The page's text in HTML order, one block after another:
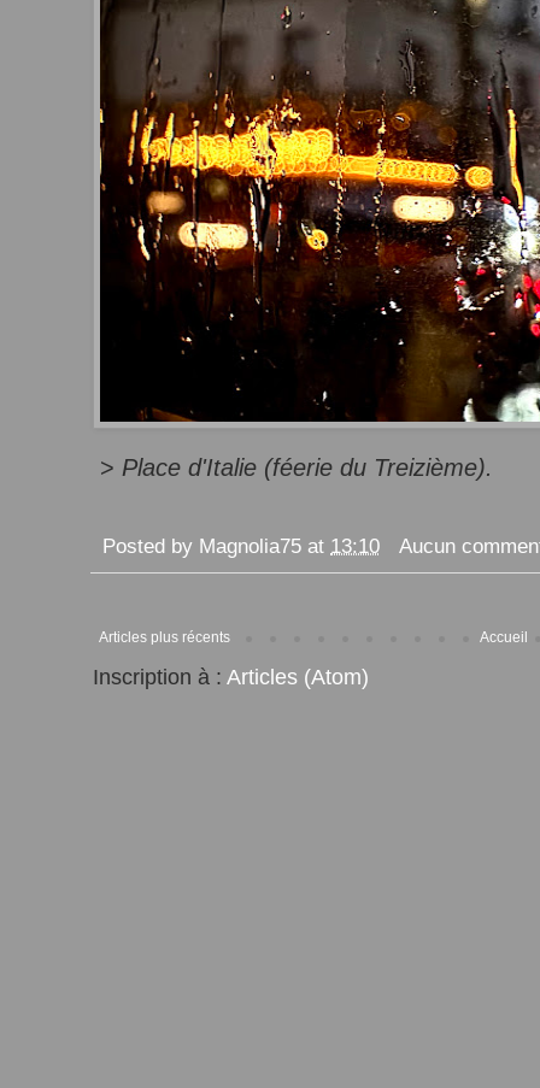
> Place d'Italie (féerie du Treizième).
Posted by Magnolia75 at 13:10 Aucun
Articles plus récents Accueil
Inscription à : Articles (Atom)